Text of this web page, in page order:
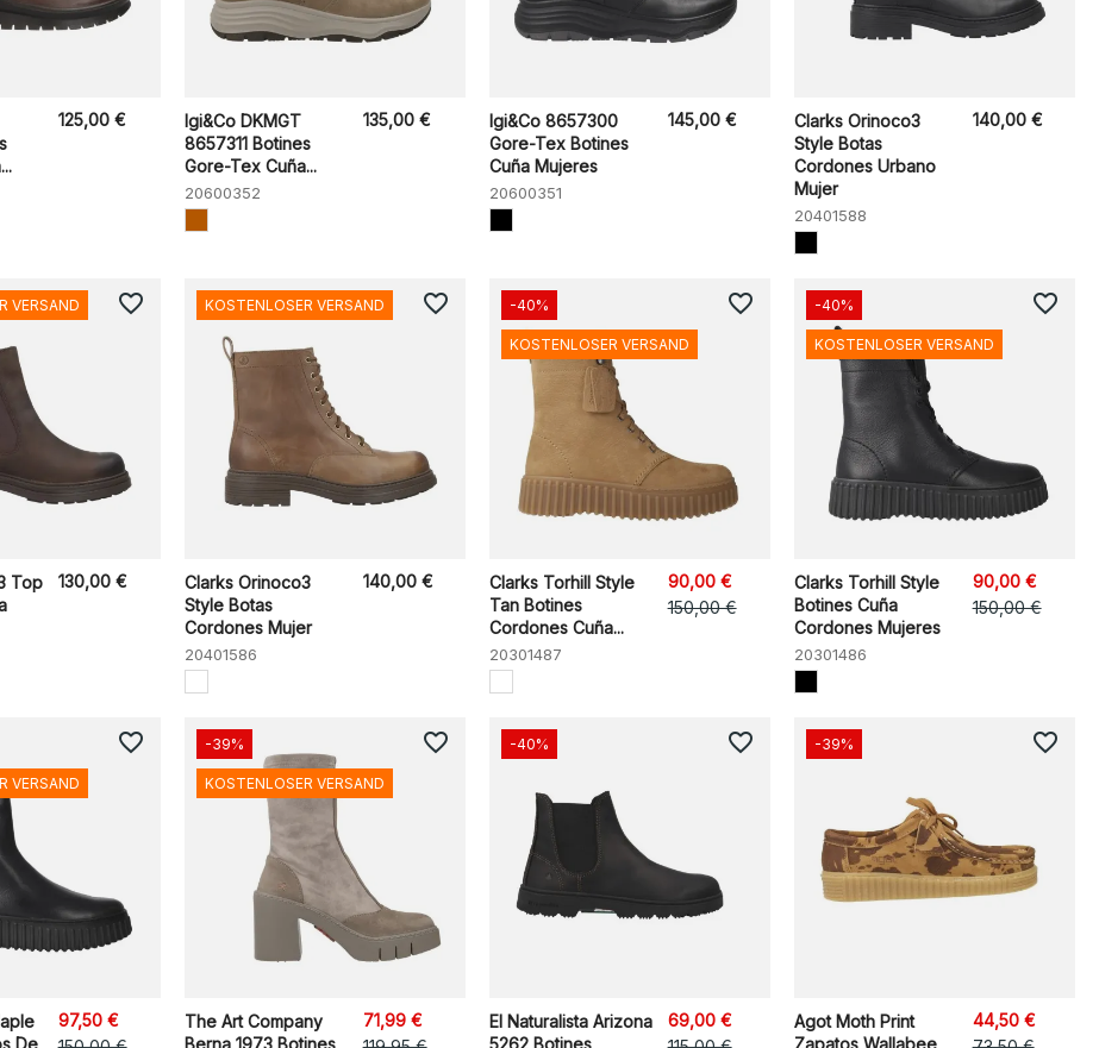
125,00 €
Igi&Co DKMGT
8657311 Botines
Gore-Tex Cuña...
20600352
135,00 €
Igi&Co 8657300
Gore-Tex Botines
Cuña Mujeres
20600351
145,00 €
Clarks Orinoco3
Style Botas
Cordones Urbano
Mujer
20401588
140,00 €
Top
130,00 €
VERSAND favorite_border
Clarks Orinoco3
Style Botas
Cordones Mujer
20401586
140,00 €
KOSTENLOSER VERSAND favorite_border
Clarks Torhill Style
Tan Botines
Cordones Cuña...
20301487
90,00 €
150,00 €
-40%
KOSTENLOSER VERSAND
favorite_border
Clarks Torhill Style
Botines Cuña
Cordones Mujeres
20301486
90,00 €
150,00 €
-40%
KOSTENLOSER VERSAND
favorite_border
97,50 €
VERSAND
favorite_border
The Art Company
71,99 €
-39%
KOSTENLOSER VERSAND
favorite_border
El Naturalista Arizona
69,00 €
-40% favorite_border
Agot Moth Print
44,50 €
-39% favorite_border